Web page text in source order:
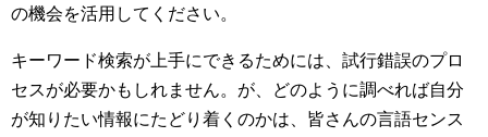
の機会を活用してください。
キーワード検索が上手にできるためには、試行錯誤のプロ
セスが必要かもしれません。が、どのように調べれば自分
が知りたい情報にたどり着くのかは、皆さんの言語センス